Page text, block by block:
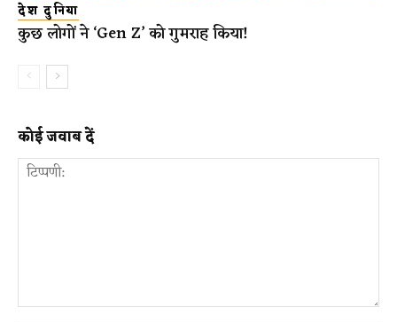
देश दुनिया
कुछ लोगों ने ‘Gen Z’ को गुमराह किया!
कोई जवाब दें